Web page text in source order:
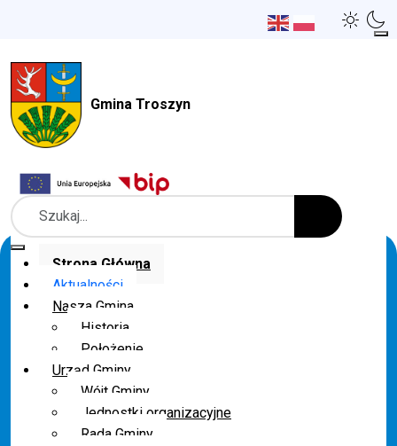
Gmina Troszyn
Szukaj
Strona Główna
Aktualności
Nasza Gmina
Historia
Położenie
Urząd Gminy
Wójt Gminy
Jednostki organizacyjne
Rada Gminy